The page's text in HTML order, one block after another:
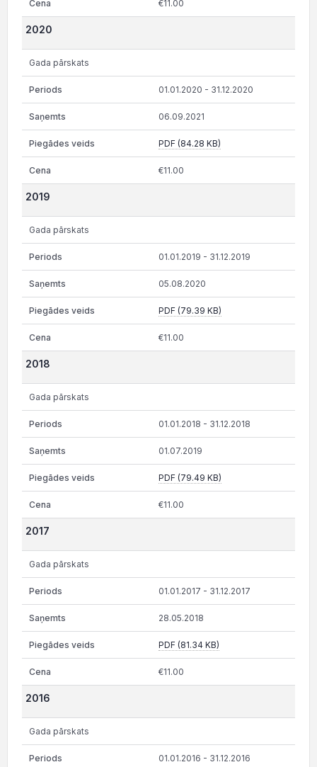
€11.00
2020
Gada pārskats
01.01.2020 - 31.12.2020
06.09.2021
PDF (84.28 KB)
€11.00
2019
Gada pārskats
01.01.2019 - 31.12.2019
05.08.2020
PDF (79.39 KB)
€11.00
2018
Gada pārskats
01.01.2018 - 31.12.2018
01.07.2019
PDF (79.49 KB)
€11.00
2017
Gada pārskats
01.01.2017 - 31.12.2017
28.05.2018
PDF (81.34 KB)
€11.00
2016
Gada pārskats
01.01.2016 - 31.12.2016